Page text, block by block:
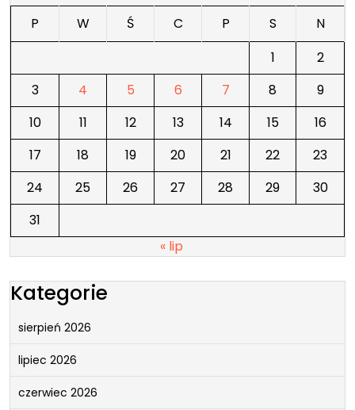
P
W Ś C P S
N
1
2
3
4 5 6 7 8
9
10
11 12 13 14 15
16
17
18 19 20 21 22
23
24
25 26 27 28 29
30
31
« lip
Kategorie
sierpień 2026
lipiec 2026
czerwiec 2026